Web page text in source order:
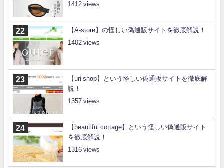
1412
【A-store】の怪しい偽通販サイトを徹底解説！
1402
【uri shop】という怪しい偽通販サイトを徹底解
説！
1357
【beautiful cottage】という怪しい偽通販サイト
を徹底解説！
1316